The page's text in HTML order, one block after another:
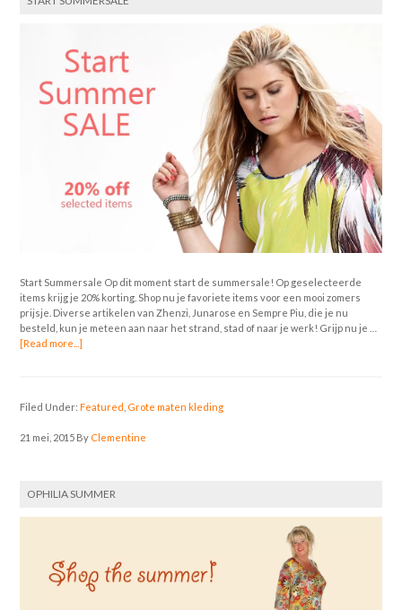
Start Summersale Op dit moment start de summersale! Op geselecteerde
items krijg je 20% korting. Shop nu je favoriete items voor een mooi zomers
prijsje. Diverse artikelen van Zhenzi, Junarose en Sempre Piu, die je nu
besteld, kun je meteen aan naar het strand, stad of naar je werk! Grijp nu je …
[Read more...]
Filed Under:Featured Grote maten kleding
21 mei, 2015 By Clementine
OPHILIA SUMMER